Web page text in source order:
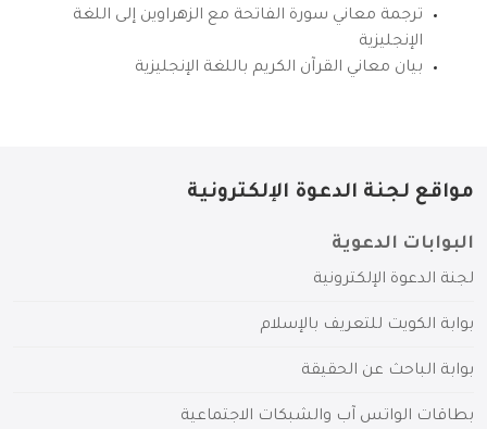
ترجمة معاني سورة الفاتحة مع الزهراوين إلى اللغة
الإنجليزية
بيان معاني القرآن الكريم باللغة الإنجليزية
مواقع لجنة الدعوة الإلكترونية
البوابات الدعوية
لجنة الدعوة الإلكترونية
بوابة الكويت للتعريف بالإسلام
بوابة الباحث عن الحقيقة
بطاقات الواتس آب والشبكات الاجتماعية